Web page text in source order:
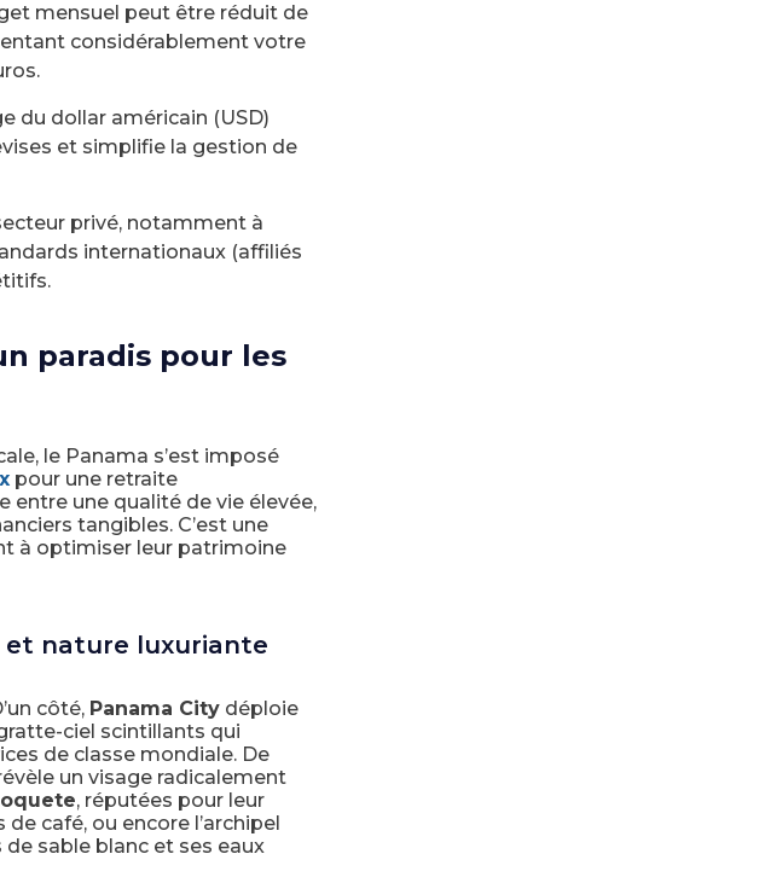
mensuel peut être réduit de
considérablement votre
du dollar américain (USD)
et simplifie la gestion de
privé, notamment à
internationaux (affiliés
paradis pour les
le Panama s’est imposé
pour une retraite
entre une qualité de vie élevée,
tangibles. C’est une
à optimiser leur patrimoine
et nature luxuriante
côté, Panama Citydéploie
ciel scintillants qui
de classe mondiale. De
un visage radicalement
, réputées pour leur
café, ou encore l’archipel
de sable blanc et ses eaux